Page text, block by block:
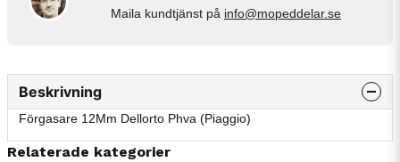
Maila kundtjänst på info@mopeddelar.se
Beskrivning
Förgasare 12Mm Dellorto Phva (Piaggio)
Relaterade kategorier